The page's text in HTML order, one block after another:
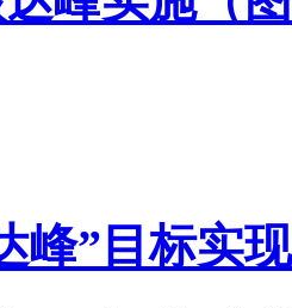
峰”目标实